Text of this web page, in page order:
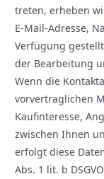
treten, erheben
E-Mail-Adresse,
Verfügung
der Bearbeitung
Wenn die
vorvertraglichen
Kaufinteresse,
zwischen Ihnen
erfolgt diese
Abs. 1 lit. b